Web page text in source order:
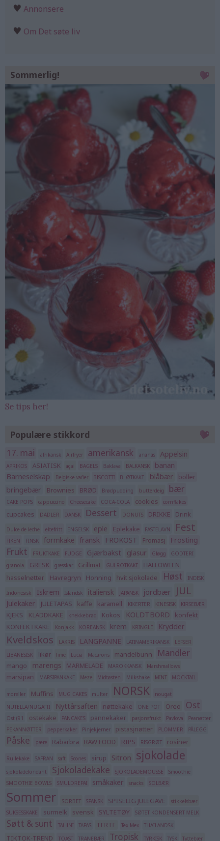
♥ Annonsere
♥ Om Det søte liv
Sommerlig!
Se tips her!
Populære stikkord
17. mai afrikansk Airfryer amerikansk ananas Appelsin
APRIKOS ASIATISK açai BAGELS Baklava BALKANSK
banan
Barneselskap
Belgiske vafler BISCOTTI BLØTKAKE blåbær boller
bringebær Brownies BRØD Brødpudding butterdeig bær
CAKE POPS cappuccino Cheesecake COCA-COLA cookies cornflakes
cupcakes DADLER DANSK Dessert DONUTS DRIKKE Drink
Dulce de leche eltefritt ENGELSK eple Eplekake FASTELAVN Fest
FIKEN FINSK formkake fransk FROKOST Fromasj Frosting
Frukt FRUKTKAKE FUDGE Gjærbakst glasur Gløgg
GODTERI
granola
GRESK gresskar Grillmat GULROTKAKE
HALLOWEEN
hasselnøtter
Havregryn Honning hvit sjokolade Høst INDISK
Indonesisk Iskrem Islandsk italiensk JAPANSK jordbær JUL
Julekaker JULETAPAS kaffe karamell KIKERTER KINESISK KIRSEBÆR
KJEKS KLADDKAKE knekkebrød Kokos KOLDTBORD
konfekt
KONFEKTKAKE
Konjakk KOREANSK krem KRINGLE Krydder
Kveldskos LAKRIS LANGPANNE LATINAMERIKANSK
LEFSER
LIBANESISK
likør lime Lucia Macarons mandelbunn Mandler
mango marengs MARMELADE MAROKKANSK Marshmallows
marsipan MARSIPANKAKE Meze Midtøsten Milkshake MINT MOCKTAIL
moreller Muffins MUG CAKES multer NORSK
nougat
NUTELLA/NUGATTI
Nyttårsaften nøttekake ONE POT Oreo Ost
Ost (91 ostekake PANCAKES pannekaker pasjonsfrukt Pavlova
Peanøtter
PEKANNØTTER
pepperkaker Pinjekjerner pistasjnøtter PLOMMER PÅLEGG
Påske pære Rabarbra RAW FOOD RIPS RISGRØT rosiner
Rullekake SAFRAN saft Scones sirup Sitron sjokolade
sjokoladefondant Sjokoladekake SJOKOLADEMOUSSE
Smoothie
SMOOTHIE BOWLS
SMULDREPAI småkaker snacks SOLBÆR
Sommer SORBET SPANSK SPISELIG JULEGAVE
stikkelsbær
SUKSESSKAKE
surmelk svensk SYLTETØY SØTET KONDENSERT MELK
Søtt & sunt TAHINI TAPAS TERTE Tex-Mex THAILANDSK
TIKTOK-TREND TOAST TRANEBÆR Tropisk TYRKISK TYSK Tyttebær